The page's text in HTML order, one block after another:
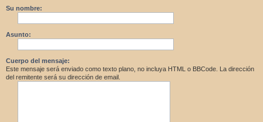
Su nombre:
Asunto:
Cuerpo del mensaje:
Este mensaje será enviado como texto plano, no incluya HTML o BBCode. La dirección
del remitente será su dirección de email.